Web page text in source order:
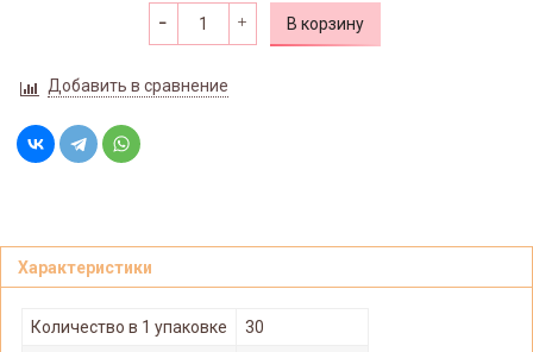
В корзину
Добавить в сравнение
Характеристики
Количество в 1 упаковке
30